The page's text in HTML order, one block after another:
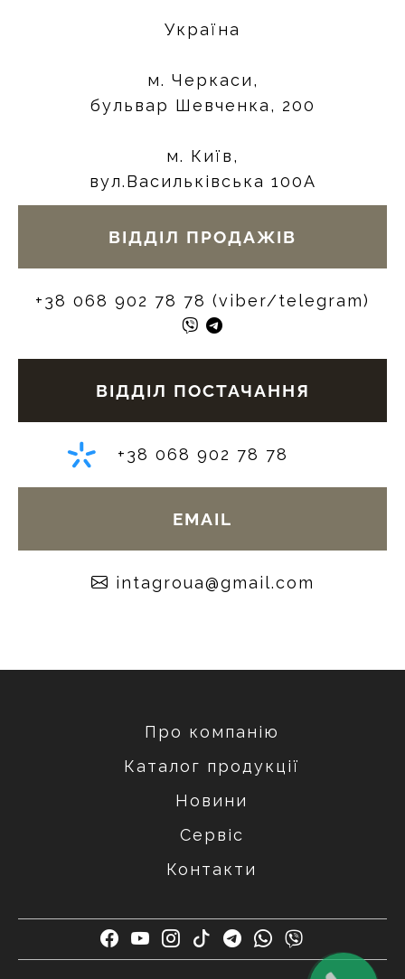
Україна
м. Черкаси,
бульвар Шевченка, 200
м. Київ,
вул.Васильківська 100А
ВІДДІЛ ПРОДАЖІВ
+38 068 902 78 78 (viber/telegram)
ВІДДІЛ ПОСТАЧАННЯ
+38 068 902 78 78
EMAIL
moc.liamg@auorgatni
Про компанію
Каталог продукції
Новини
Сервіс
Контакти